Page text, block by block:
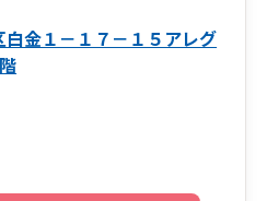
金１－１７－１５アレグ